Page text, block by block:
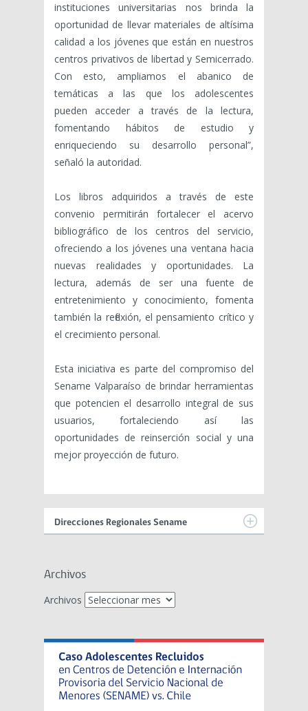
instituciones universitarias nos brinda la
oportunidad de llevar materiales de altísima
calidad a los jóvenes que están en nuestros
centros privativos de libertad y Semicerrado.
Con esto, ampliamos el abanico de
temáticas a las que los adolescentes
pueden acceder a través de la lectura,
fomentando hábitos de estudio y
enriqueciendo su desarrollo personal”,
señaló la autoridad.
Los libros adquiridos a través de este
convenio permitirán fortalecer el acervo
bibliográfico de los centros del servicio,
ofreciendo a los jóvenes una ventana hacia
nuevas realidades y oportunidades. La
lectura, además de ser una fuente de
entretenimiento y conocimiento, fomenta
también la reflexión, el pensamiento crítico y
el crecimiento personal.
Esta iniciativa es parte del compromiso del
Sename Valparaíso de brindar herramientas
que potencien el desarrollo integral de sus
usuarios, fortaleciendo así las
oportunidades de reinserción social y una
mejor proyección de futuro.
Direcciones Regionales Sename
Archivos
Archivos